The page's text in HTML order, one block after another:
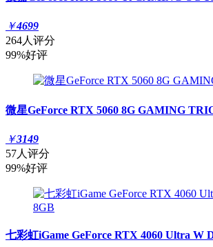
￥4699
264人评分
99%好评
微星GeForce RTX 5060 8G GAMING
￥3149
57人评分
99%好评
七彩虹iGame GeForce RTX 4060 Ultra W